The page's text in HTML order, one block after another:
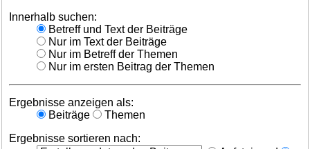
Innerhalb suchen:
Betreff und Text der Beiträge
Nur im Text der Beiträge
Nur im Betreff der Themen
Nur im ersten Beitrag der Themen
Ergebnisse anzeigen als:
Beiträge
Themen
Ergebnisse sortieren nach: